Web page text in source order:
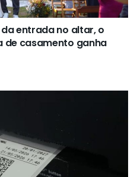
entrada no altar, o
de casamento ganha